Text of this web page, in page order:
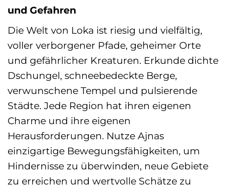
und Gefahren
Die Welt von Loka ist riesig und vielfältig,
voller verborgener Pfade, geheimer Orte
und gefährlicher Kreaturen. Erkunde dichte
Dschungel, schneebedeckte Berge,
verwunschene Tempel und pulsierende
Städte. Jede Region hat ihren eigenen
Charme und ihre eigenen
Herausforderungen. Nutze Ajnas
einzigartige Bewegungsfähigkeiten, um
Hindernisse zu überwinden, neue Gebiete
zu erreichen und wertvolle Schätze zu